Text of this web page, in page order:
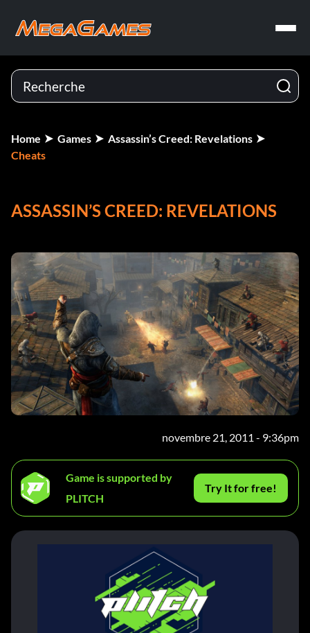
Home Games
Assassin’s Creed: Revelations
Cheats
ASSASSIN’S CREED: REVELATIONS
novembre 21, 2011 - 9:36pm
Game is supported by
PLITCH
Try It for free!